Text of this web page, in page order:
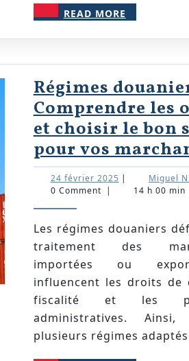
READ MORE
MORE
Régimes
Comprendre les
et choisir le bon
pour vos
24 février 2025 24
février
| Miguel
0 Comment | 14 h 00 min
Les régimes douaniers définissent le
traitement des
importées ou
influencent les droits de
fiscalité et les
administratives.
plusieurs régimes